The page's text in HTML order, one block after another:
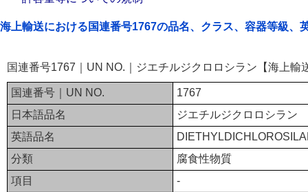
海上輸送における国連番号1767の品名、クラス、容器等級、
国連番号1767｜UN NO.｜ジエチルジクロロシラン【海上輸
国連番号｜UN NO.
1767
日本語品名
ジエチルジクロロシラン
英語品名
分類
腐食性物質
項目
-